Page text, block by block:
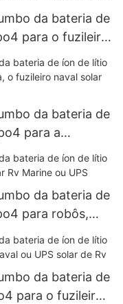
da bateria de
para o fuzileiro
da bateria de
para a
do Rv ou o UPS
da bateria de
para robôs,
da bateria de
para o fuzileiro